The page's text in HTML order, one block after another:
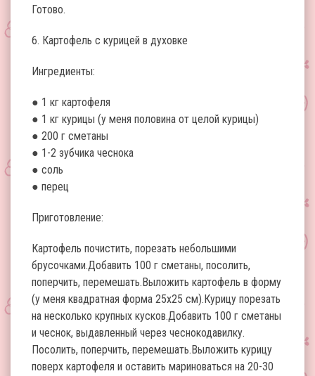
Готово.
6. Картофель с курицей в духовке
Ингредиенты:
● 1 кг картофеля
● 1 кг курицы (у меня половина от целой курицы)
● 200 г сметаны
● 1-2 зубчика чеснока
● соль
● перец
Приготовление:
Картофель почистить, порезать небольшими
брусочками.Добавить 100 г сметаны, посолить,
поперчить, перемешать.Выложить картофель в форму
(у меня квадратная форма 25х25 см).Курицу порезать
на несколько крупных кусков.Добавить 100 г сметаны
и чеснок, выдавленный через чеснокодавилку.
Посолить, поперчить, перемешать.Выложить курицу
поверх картофеля и оставить мариноваться на 20-30